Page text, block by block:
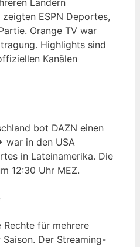
Ländern
ESPN Deportes,
Orange TV war
Highlights sind
Kanälen
bot DAZN einen
war in den USA
in Lateinamerika. Die
12:30 Uhr MEZ.
für mehrere
Der Streaming-